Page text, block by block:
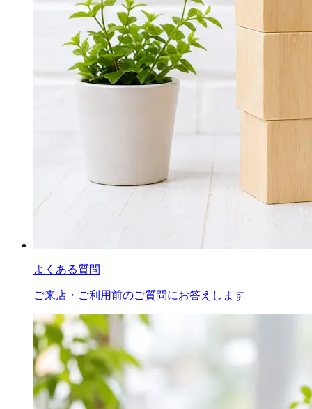
よくある質問
ご来店・ご利用前のご質問にお答えします